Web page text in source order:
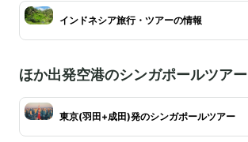
インドネシア旅行・ツアーの情報
ほか出発空港のシンガポールツアー
東京(羽田+成田)発のシンガポールツアー